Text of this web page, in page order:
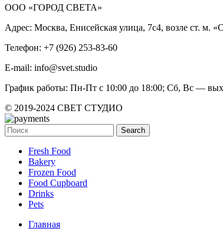
ООО «ГОРОД СВЕТА»
Адрес: Москва, Енисейская улица, 7с4, возле ст. м.
Телефон: +7 (926) 253-83-60
E-mail: info@svet.studio
График работы: Пн-Пт с 10:00 до 18:00; Сб, Вс —
© 2019-2024 СВЕТ СТУДИО
Search
Fresh Food
Bakery
Frozen Food
Food Cupboard
Drinks
Pets
Главная